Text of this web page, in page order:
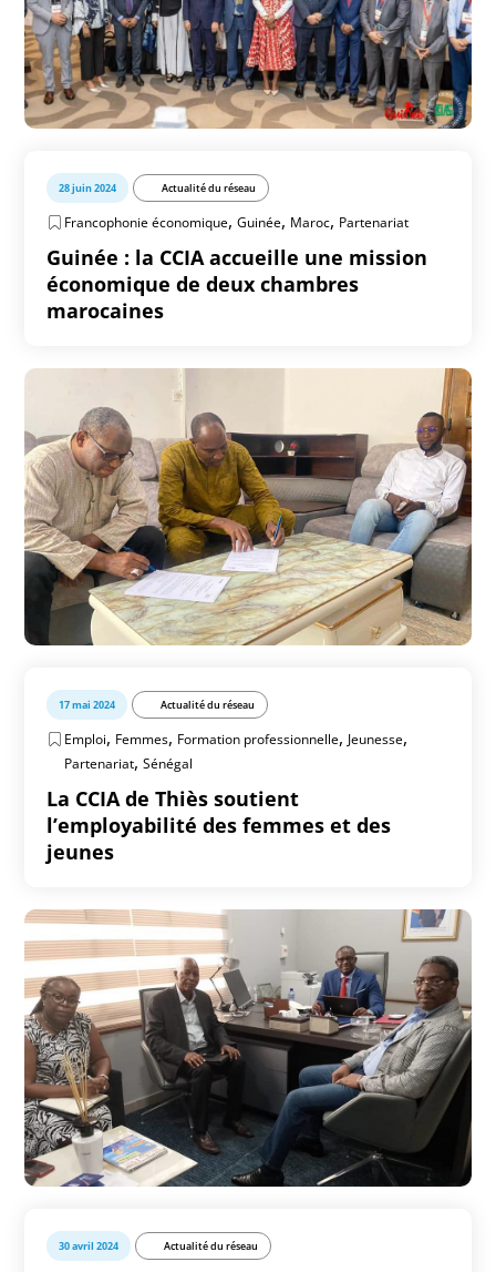
28 juin 2024 Actualité du réseau
Francophonie économique,Guinée, Maroc, Partenariat
Guinée : la CCIA accueille une mission
économique de deux chambres
marocaines
17 mai 2024 Actualité du réseau
Emploi, Femmes, Formation professionnelle, Jeunesse,
Partenariat,Sénégal
La CCIA de Thiès soutient
l’employabilité des femmes et des
jeunes
30 avril 2024 Actualité du réseau